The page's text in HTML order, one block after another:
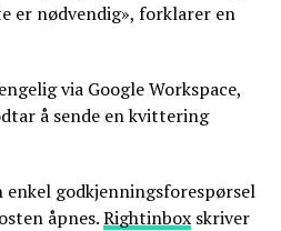
er nødvendig», forklarer en
via Google Workspace,
å sende en kvittering
godkjenningsforespørsel
åpnes.Rightinboxskriver